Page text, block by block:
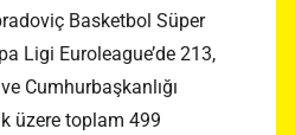
Basketbol Süper
Ligi Euroleague’de 213,
Cumhurbaşkanlığı
üzere toplam 499